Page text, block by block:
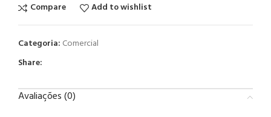
Compare
Add to wishlist
Categoria: Comercial
Share:
Avaliações (0)